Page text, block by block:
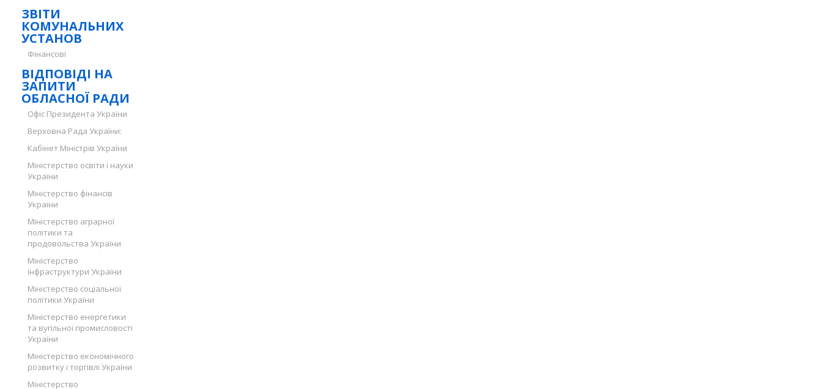
ЗВІТИ
КОМУНАЛЬНИХ
УСТАНОВ
Фінансові
ВІДПОВІДІ НА
ЗАПИТИ
ОБЛАСНОЇ РАДИ
Офіс Президента України
Верховна Рада України:
Кабінет Міністрів України
Міністерство освіти і науки
України
Міністерство фінансів
України
Міністерство аграрної
політики та
продовольства України
Міністерство
інфраструктури України
Міністерство соціальної
політики України
Міністерство енергетики
та вугільної промисловості
України
Міністерство економічного
розвитку і торгівлі України
Міністерство